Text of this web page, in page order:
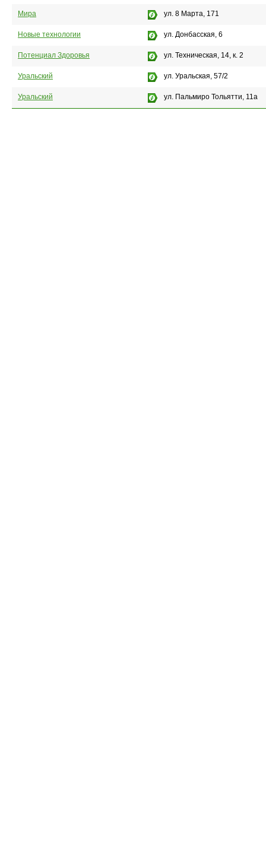
Мира ул. 8 Марта, 171
Новые технологии ул. Донбасская, 6
Потенциал Здоровья ул. Техническая, 14, к. 2
Уральский ул. Уральская, 57/2
Уральский ул. Пальмиро Тольятти, 11a